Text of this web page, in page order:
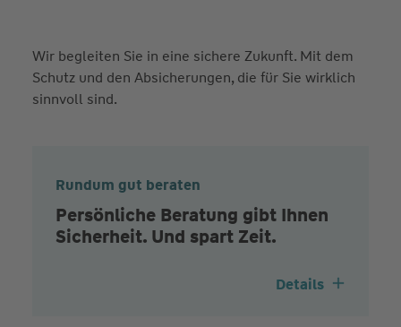
Wir begleiten Sie in eine sichere Zukunft. Mit dem
Schutz und den Absicherungen, die für Sie wirklich
sinnvoll sind.
Rundum gut beraten
Persönliche Beratung gibt Ihnen
Sicherheit. Und spart Zeit.
Details